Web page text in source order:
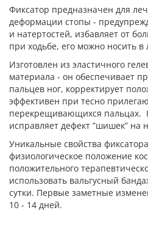
Фиксатор предназначен для
деформации стопы -
и натертостей, избавляет от
при ходьбе, его можно носить в
Изготовлен из эластичного
материала - он обеспечивает
пальцев ног, корректирует
эффективен при тесно
перекрещивающихся пальцах.
исправляет дефект ”шишек” на
Уникальные свойства
физиологическое положение
положительного
использовать вальгусный
сутки. Первые заметные
10 - 14 дней.